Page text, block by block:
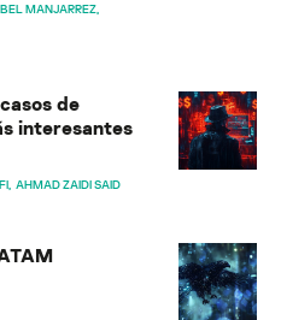
MANJARREZ
de
interesantes
AHMAD ZAIDI SAID